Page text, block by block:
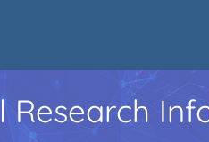
Research